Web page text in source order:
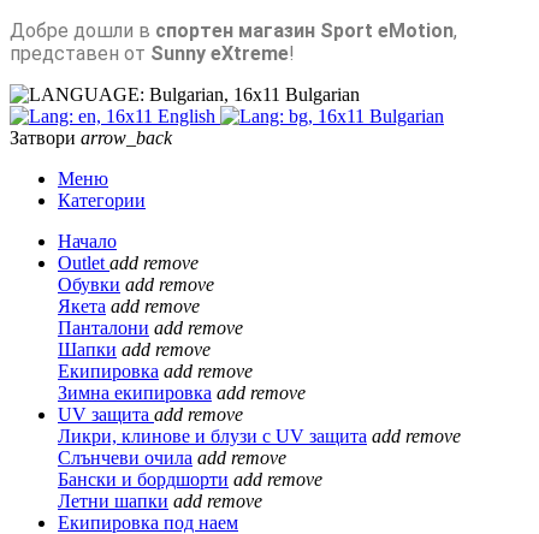
Добре дошли в спортен магазин Sport eMotion,
представен от Sunny eXtreme!
Bulgarian
English
Bulgarian
Затвори arrow_back
Меню
Категории
Начало
Outlet add remove
Обувки add remove
Якета add remove
Панталони add remove
Шапки add remove
Екипировка add remove
Зимна екипировка add remove
UV защита add remove
Ликри, клинове и блузи с UV защита add remove
Слънчеви очила add remove
Бански и бордшорти add remove
Летни шапки add remove
Екипировка под наем